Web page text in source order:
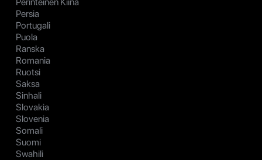
Persia
Portugali
Puola
Ranska
Romania
Ruotsi
Saksa
Sinhali
Slovakia
Slovenia
Somali
Suomi
Swahili